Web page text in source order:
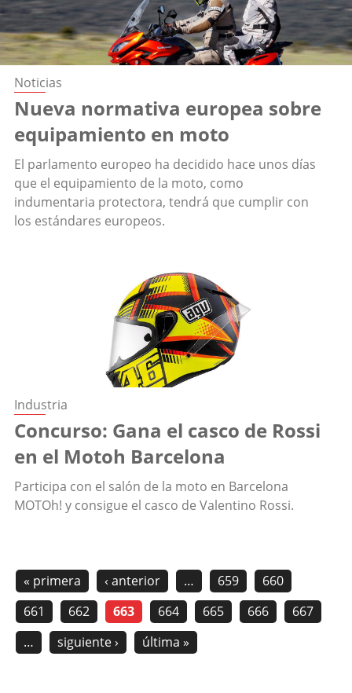
Noticias
Nueva normativa europea sobre
equipamiento en moto
El parlamento europeo ha decidido hace unos días
que el equipamiento de la moto, como
indumentaria protectora, tendrá que cumplir con
los estándares europeos.
Industria
Concurso: Gana el casco de Rossi
en el Motoh Barcelona
Participa con el salón de la moto en Barcelona
MOTOh! y consigue el casco de Valentino Rossi.
« primera ‹ anterior … 659
660
661
662 663 664 665 666
667
…
siguiente › última »